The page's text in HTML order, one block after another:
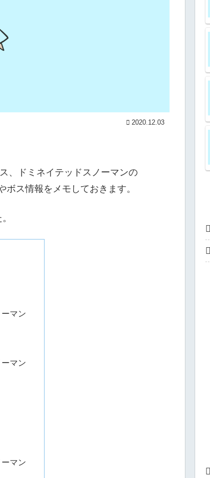
2020.12.03
、ドミネイテッドスノーマンの
ス情報をメモしておきます。
マン
マン
マン